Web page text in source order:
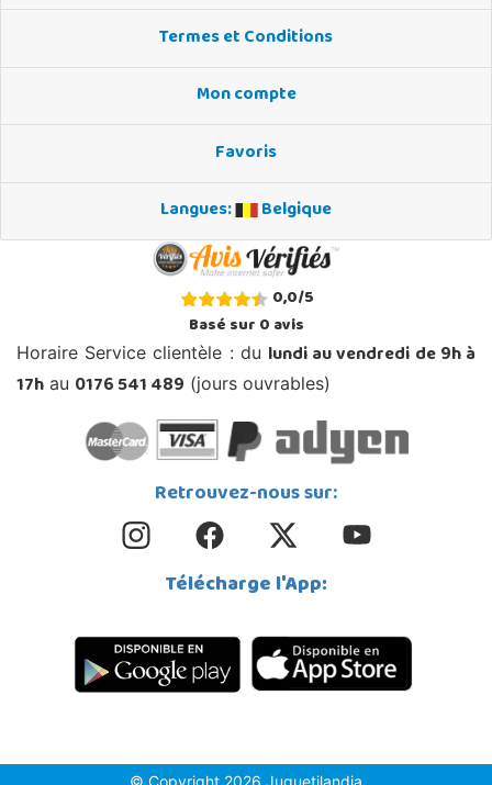
Termes et Conditions
Mon compte
Favoris
Langues:
Belgique
0,0/5
Basé sur0avis
Horaire Service clientèle : du lundi au vendredi de 9h à
17h au 0176 541 489 (jours ouvrables)
Retrouvez-nous sur:
Télécharge l'App:
© Copyright 2026 Juguetilandia